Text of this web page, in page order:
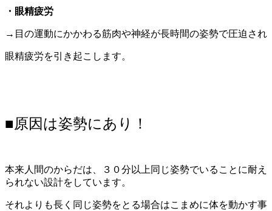
・眼精疲労
→目の運動にかかわる筋肉や神経が長時間の姿勢で圧迫され
眼精疲労を引き起こします。
■原因は姿勢にあり！
本来人間のからだは、３０分以上同じ姿勢でいることに耐え
られない設計をしています。
それよりも長く同じ姿勢をとる場合はこまめに体を動かす事